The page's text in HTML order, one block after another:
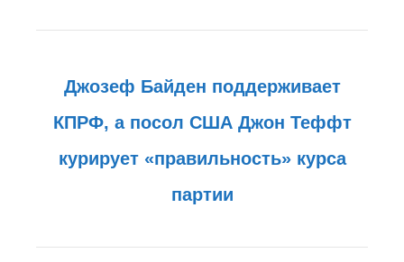
Джозеф Байден поддерживает
КПРФ, а посол США Джон Теффт
курирует «правильность» курса
партии